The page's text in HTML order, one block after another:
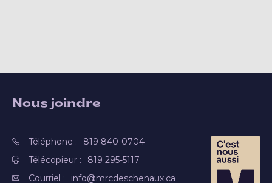
Nous joindre
Téléphone :
819 840-0704
Télécopieur :
819 295-5117
Courriel :
info@mrcdeschenaux.ca